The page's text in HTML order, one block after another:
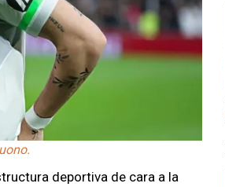
deportiva de cara a la